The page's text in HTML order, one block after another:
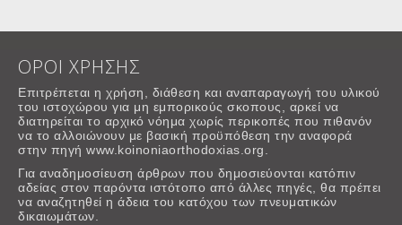
ΟΡΟΙ ΧΡΗΣΗΣ
Επιτρέπεται η χρήση, διάθεση και αναπαραγωγή του υλικού
του ιστοχώρου για μη εμπορικούς σκοπους, αρκεί να
διατηρείται το αρχικό νόημα χωρίς περικοπές που πιθανόν
να το αλλοιώνουν με βασική προϋπόθεση την αναφορά
στην πηγή www.koinoniaorthodoxias.org.
Για αναδημοσίευση άρθρων που δημοσιεύονται κατόπιν
αδείας στον παρόντα ιστότοπο από άλλες πηγές, θα πρέπει
να αναζητηθεί η άδεια του κατόχου των πνευματικών
δικαιωμάτων.